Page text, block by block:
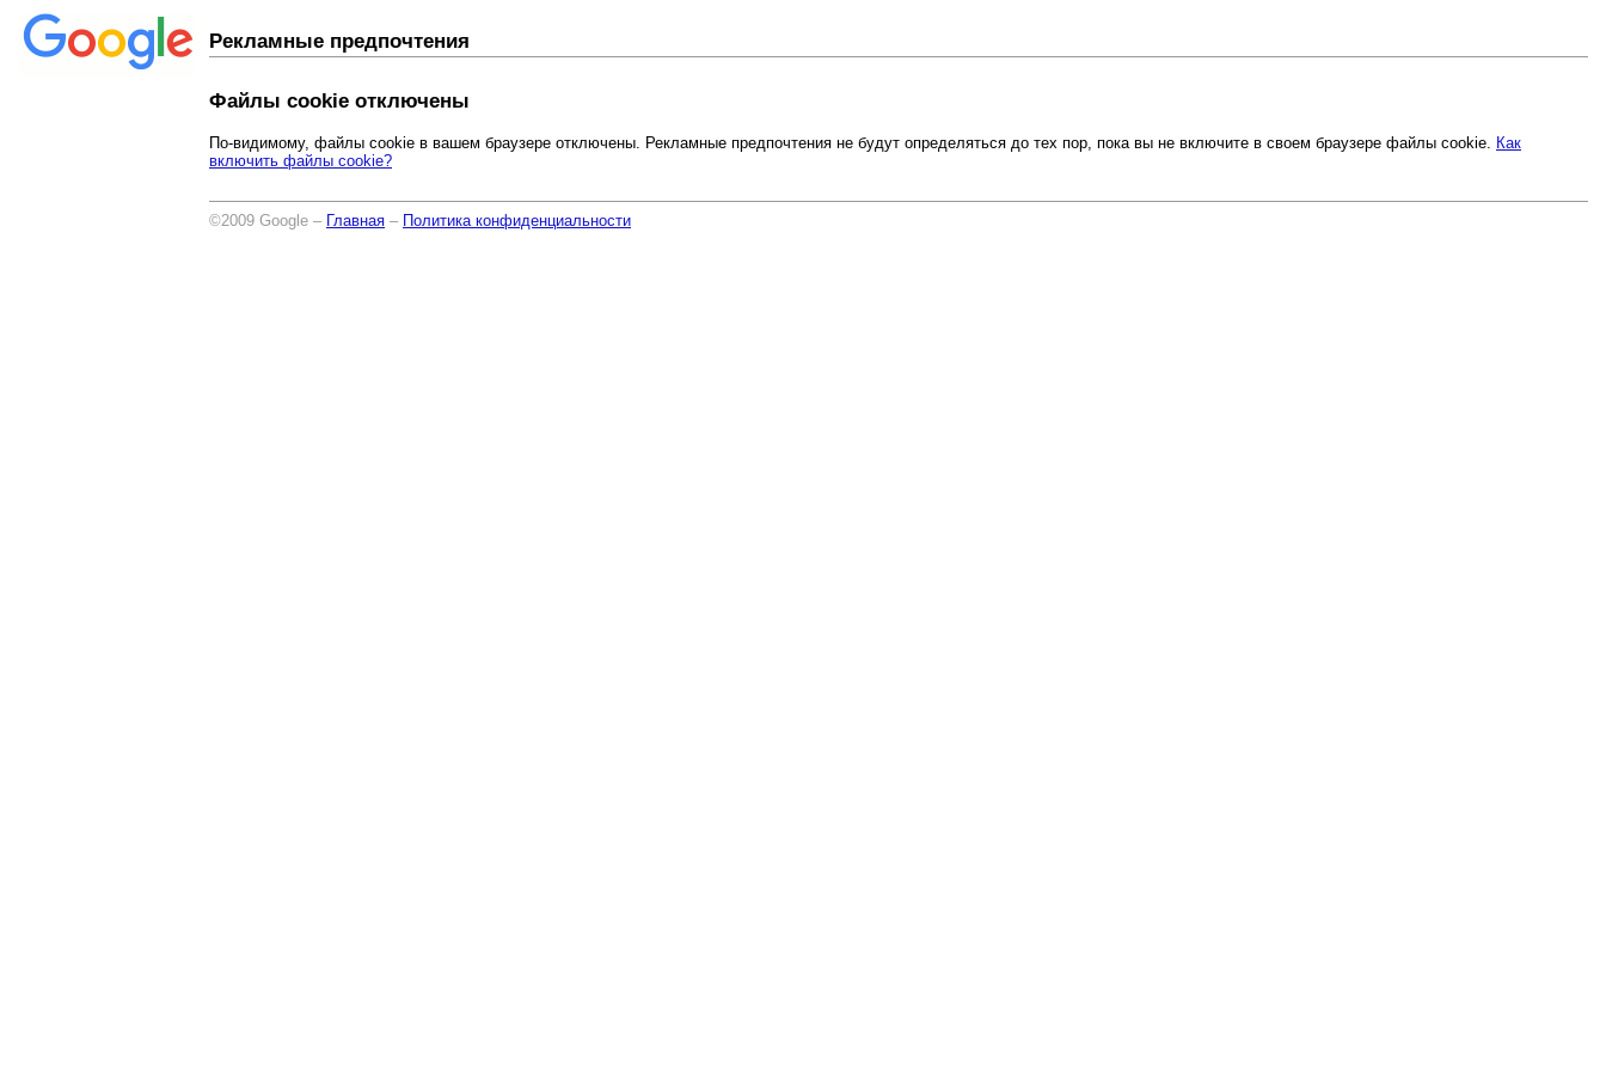
Рекламные предпочтения
Файлы cookie отключены
По-видимому, файлы cookie в вашем браузере отключены. Рекламные предпочтения не будут определяться до тех пор, пока вы не включите в своем браузере файлы cookie. Как
включить файлы cookie?
©2009 Google – Главная – Политика конфиденциальности